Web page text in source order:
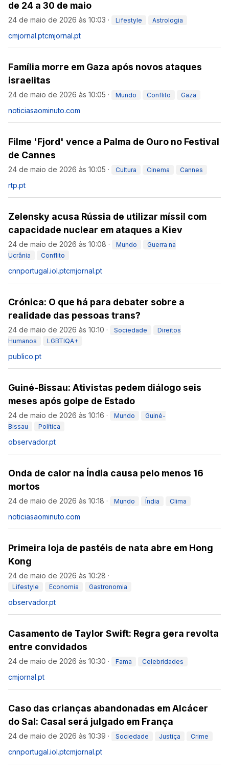
de 24 a 30 de maio
24 de maio de 2026 às 10:03 · Lifestyle Astrologia
cmjornal.ptcmjornal.pt
Família morre em Gaza após novos ataques
israelitas
24 de maio de 2026 às 10:05 · Mundo Conflito Gaza
noticiasaominuto.com
Filme 'Fjord' vence a Palma de Ouro no Festival
de Cannes
24 de maio de 2026 às 10:05 · Cultura Cinema Cannes
rtp.pt
Zelensky acusa Rússia de utilizar míssil com
capacidade nuclear em ataques a Kiev
24 de maio de 2026 às 10:08 · Mundo
Guerra na
Ucrânia
Conflito
cnnportugal.iol.ptcmjornal.pt
Crónica: O que há para debater sobre a
realidade das pessoas trans?
24 de maio de 2026 às 10:10 · Sociedade
Direitos
Humanos
LGBTIQA+
publico.pt
Guiné-Bissau: Ativistas pedem diálogo seis
meses após golpe de Estado
24 de maio de 2026 às 10:16 · Mundo
Guiné-
Bissau
Política
observador.pt
Onda de calor na Índia causa pelo menos 16
mortos
24 de maio de 2026 às 10:18 · Mundo Índia Clima
noticiasaominuto.com
Primeira loja de pastéis de nata abre em Hong
Kong
24 de maio de 2026 às 10:28 ·
Lifestyle Economia Gastronomia
observador.pt
Casamento de Taylor Swift: Regra gera revolta
entre convidados
24 de maio de 2026 às 10:30 · Fama Celebridades
cmjornal.pt
Caso das crianças abandonadas em Alcácer
do Sal: Casal será julgado em França
24 de maio de 2026 às 10:39 · Sociedade Justiça Crime
cnnportugal.iol.ptcmjornal.pt